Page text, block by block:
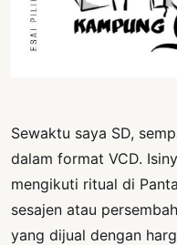
Sewaktu saya SD,
dalam format VCD.
mengikuti ritual di
sesajen atau
yang dijual dengan